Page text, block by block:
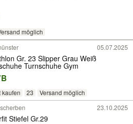
möglich
05.07.2025
Gr. 23 Slipper Grau Weiß
Turnschuhe Gym
kaufen 23 Versand möglich
23.10.2025
Stiefel Gr.29